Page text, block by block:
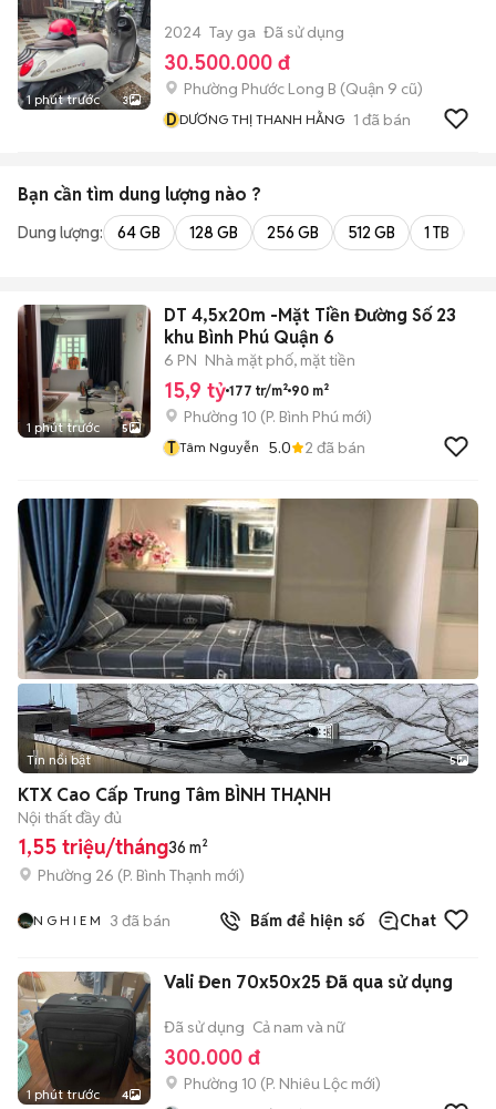
1 phút trước 3
2024 Tay ga Đã sử dụng
30.500.000 đ
Phường Phước Long B (Quận 9 cũ)
DDƯƠNG THỊ THANH HẰNG 1 đã bán
Bạn cần tìm dung lượng nào ?
Dung lượng: 64 GB 128 GB 256 GB 512 GB 1 TB
1 phút trước 5
DT 4,5x20m -Mặt Tiền Đường Số 23
khu Bình Phú Quận 6
6 PN Nhà mặt phố, mặt tiền
15,9 tỷ 177 tr/m² 90 m²
Phường 10 (P. Bình Phú mới)
T Tâm Nguyễn 5.0 2 đã bán
Tin nổi bật 5
KTX Cao Cấp Trung Tâm BÌNH THẠNH
Nội thất đầy đủ
1,55 triệu/tháng36 m²
Phường 26 (P. Bình Thạnh mới)
N G H I E M 3 đã bán Bấm để hiện số Chat
1 phút trước 4
Vali Đen 70x50x25 Đã qua sử dụng
Đã sử dụng Cả nam và nữ
300.000 đ
Phường 10 (P. Nhiêu Lộc mới)